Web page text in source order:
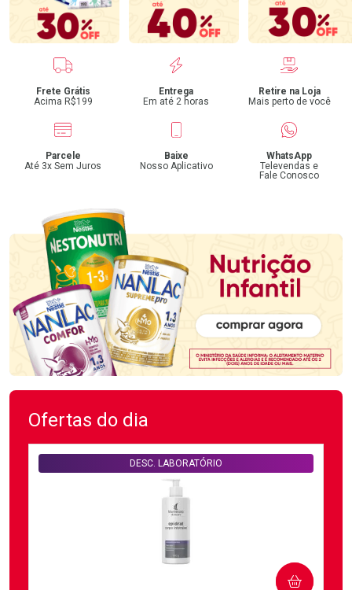
Benefícios
Frete Grátis
Acima R$199
Entrega
Em até 2 horas
Retire na Loja
Mais perto de você
Parcele
Até 3x Sem Juros
Baixe
Nosso Aplicativo
WhatsApp
Televendas e
Fale Conosco
Ofertas do dia
DESC. LABORATÓRIO
COMPRAR